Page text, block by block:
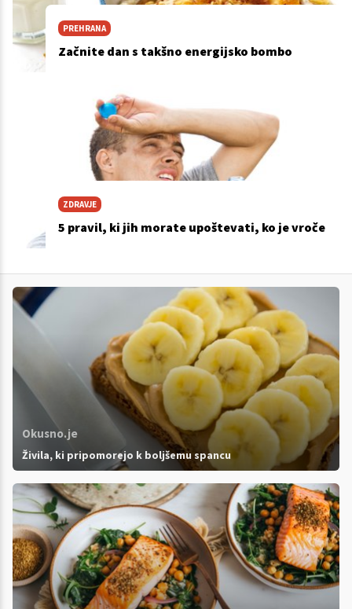
PREHRANA
Začnite dan s takšno energijsko bombo
ZDRAVJE
5 pravil, ki jih morate upoštevati, ko je vroče
Okusno.je
Živila, ki pripomorejo k boljšemu spancu